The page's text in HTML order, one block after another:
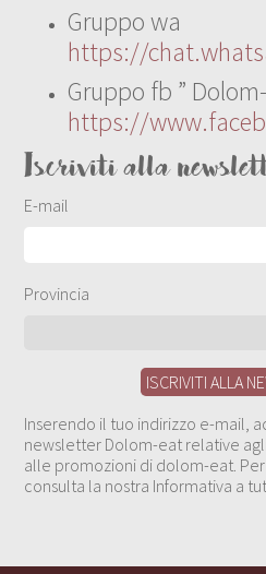
Gruppo wa
https://
Gruppo fb ”
https://
Iscriviti alla
E-mail
Provincia
Inserendo il tuo indirizzo e-mail,
newsletter Dolom-eat relative
alle promozioni di dolom-eat.
consulta la nostra Informativa a